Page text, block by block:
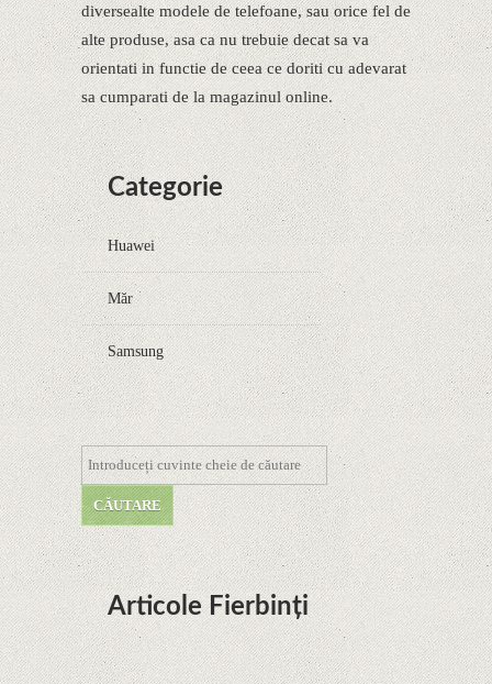
diversealte modele de telefoane, sau orice fel de
alte produse, asa ca nu trebuie decat sa va
orientati in functie de ceea ce doriti cu adevarat
sa cumparati de la magazinul online.
Categorie
Huawei
Măr
Samsung
Articole Fierbinți
Dota Anime venind la Netflix în această lună de